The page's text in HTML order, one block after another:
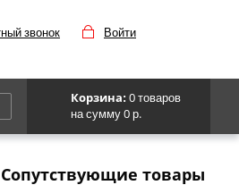
звонок Войти
Корзина: 0 товаров
на сумму 0 р.
Сопутствующие товары